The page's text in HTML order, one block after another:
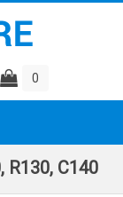
0
C140